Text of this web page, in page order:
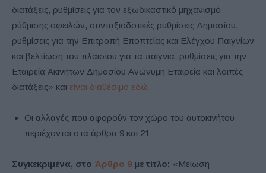
διατάξεις, ρυθμίσεις για τον εξωδικαστικό μηχανισμό
ρύθμισης οφειλών, συνταξιοδοτικές ρυθμίσεις Δημοσίου,
ρυθμίσεις για την Επιτροπή Εποπτείας και Ελέγχου Παιγνίων
και βελτίωση του πλαισίου για τα παίγνια, ρυθμίσεις για την
Εταιρεία Ακινήτων Δημοσίου Ανώνυμη Εταιρεία και λοιπές
διατάξεις» και είναι διαθέσιμο εδώ
Οι αλλαγές που αφορούν τον χώρο του αυτοκινήτου
περιέχονται στα άρθρα 9 και 21
Συγκεκριμένα, στο Άρθρο 9 με τίτλο: «Μείωση